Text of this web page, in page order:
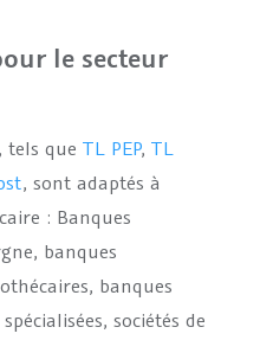
le secteur
tels que TL PEP, TL
, sont adaptés à
: Banques
banques
banques
sociétés de